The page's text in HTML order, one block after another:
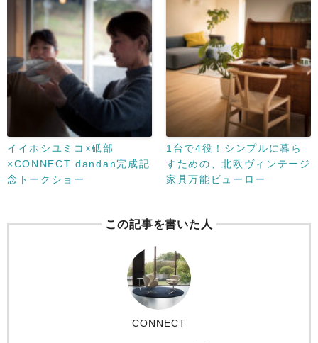
イイホシユミコ×砥部
×CONNECT dandan完成記
念トークショー
1台で4役！シンプルに暮ら
すための、北欧ヴィンテージ
家具万能ビューロー
この記事を書いた人
CONNECT